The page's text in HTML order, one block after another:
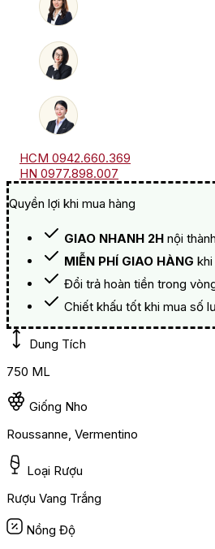
HCM 0942.660.369
HN 0977.898.007
Quyền lợi khi mua hàng
GIAO NHANH 2H nội
MIỄN PHÍ GIAO HÀNG
Đổi trả hoàn tiền trong
Chiết khấu tốt khi mua số
Dung Tích
750 ML
Giống Nho
Roussanne, Vermentino
Loại Rượu
Rượu Vang Trắng
Nồng Độ